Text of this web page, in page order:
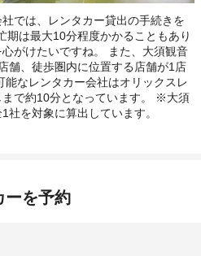
では、レンタカー貸出の手続きを
期は最大10分程度かかることもあり
がけたいですね。 また、大須観音
舗、徒歩圏内に位置する店舗が1店
なレンタカー会社はオリックスレ
まで約10分となっています。 ※大須
社を対象に算出しています。
ーを予約